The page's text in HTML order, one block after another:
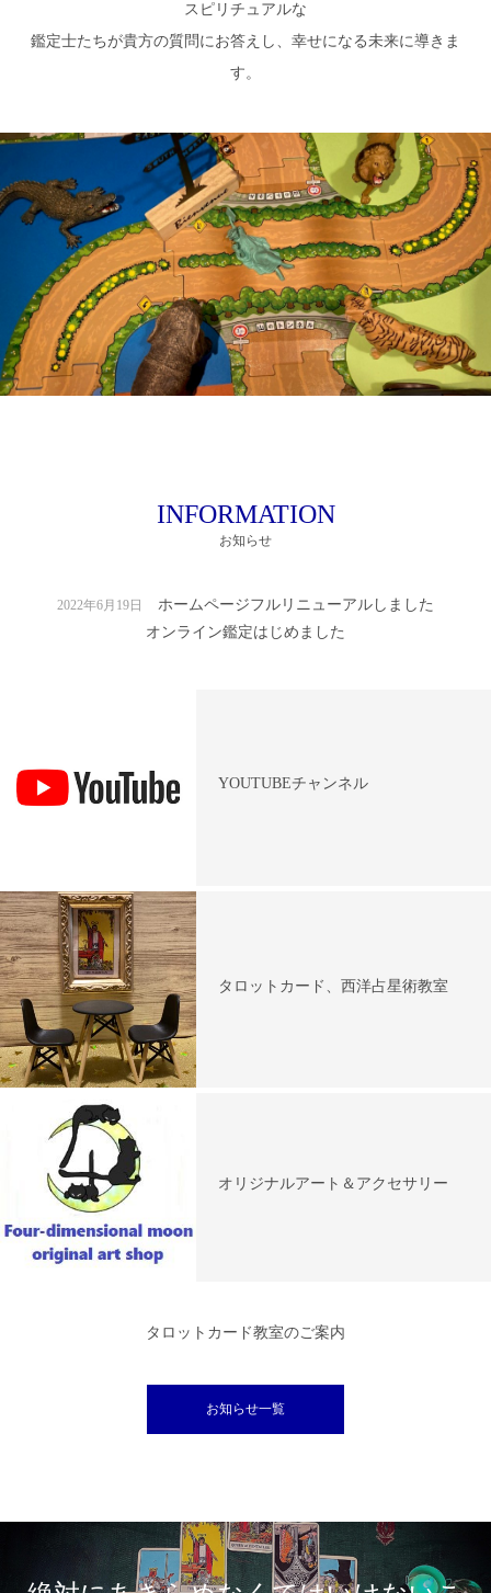
スピリチュアルな
鑑定士たちが貴方の質問にお答えし、幸せになる未来に導きま
す。
INFORMATION
お知らせ
2022年6月19日
ホームページフルリニューアルしました
オンライン鑑定はじめました
YOUTUBEチャンネル
タロットカード、西洋占星術教室
オリジナルアート＆アクセサリー
タロットカード教室のご案内
お知らせ一覧